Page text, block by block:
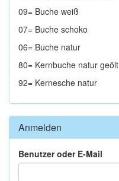
09= Buche weiß
07= Buche schoko
06= Buche natur
80= Kernbuche natur geölt
92= Kernesche natur
Anmelden
Benutzer oder E-Mail